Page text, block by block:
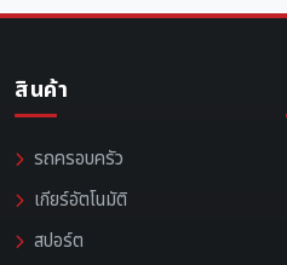
สินค้า
รถครอบครัว
เกียร์อัตโนมัติ
สปอร์ต